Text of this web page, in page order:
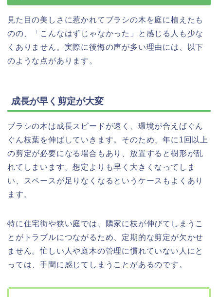
見た目の美しさに惹かれてブラシの木を庭に植えたも
のの、「こんなはずじゃなかった」と感じる人も少な
くありません。実際に後悔の声が多い理由には、以下
のような点があります。
成長が早く剪定が大変
ブラシの木は成長スピードが速く、環境が合えばぐん
ぐん枝葉を伸ばしていきます。そのため、年に1回以上
の剪定が必要になる場合もあり、放置すると樹形が乱
れてしまいます。想定よりも早く大きくなってしま
い、スペースが足りなくなるというケースもよくあり
ます。
特に住宅街や狭い庭では、隣家に枝が伸びてしまうこ
とがトラブルにつながるため、定期的な剪定が欠かせ
ません。忙しい人や庭木の管理に慣れていない人にと
っては、手間に感じてしまうことがあるのです。